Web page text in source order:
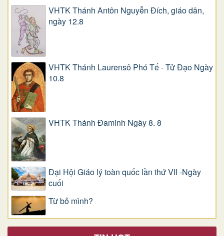
VHTK Thánh Antôn Nguyễn Ðích, giáo dân,
ngày 12.8
VHTK Thánh Laurensô Phó Tế - Tử Đạo Ngày
10.8
VHTK Thánh Đaminh Ngày 8. 8
Đại Hội Giáo lý toàn quốc lần thứ VII -Ngày
cuối
Từ bỏ mình?